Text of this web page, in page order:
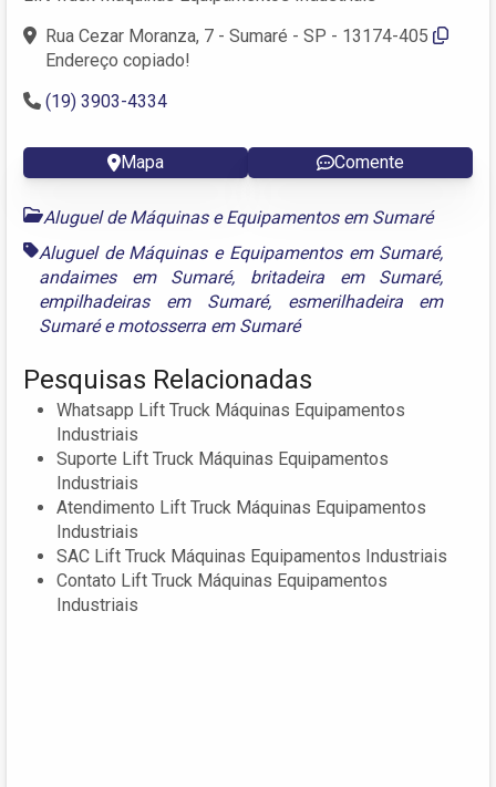
Rua Cezar Moranza, 7 - Sumaré - SP - 13174-405
Endereço copiado!
(19) 3903-4334
Mapa Comente
Aluguel de Máquinas e Equipamentos em Sumaré
Aluguel de Máquinas e Equipamentos em Sumaré,
andaimes em Sumaré, britadeira em Sumaré,
empilhadeiras em Sumaré, esmerilhadeira em
Sumaréemotosserra em Sumaré
Pesquisas Relacionadas
Whatsapp Lift Truck Máquinas Equipamentos
Industriais
Suporte Lift Truck Máquinas Equipamentos
Industriais
Atendimento Lift Truck Máquinas Equipamentos
Industriais
SAC Lift Truck Máquinas Equipamentos Industriais
Contato Lift Truck Máquinas Equipamentos
Industriais